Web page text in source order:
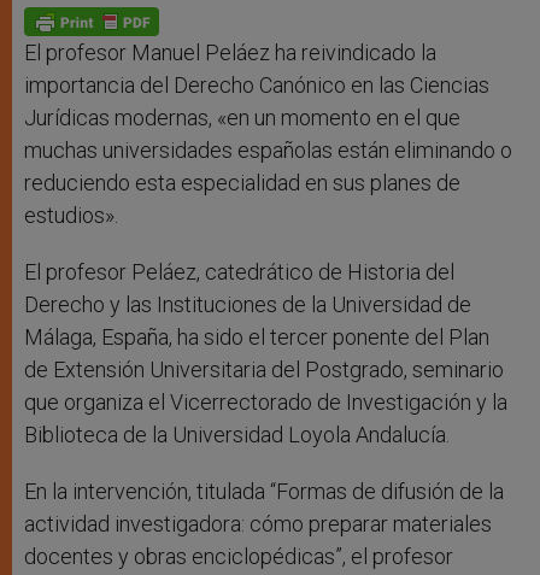
p
p
g
e
r
o
k
El profesor Manuel Peláez ha reivindicado la
importancia del Derecho Canónico en las Ciencias
Jurídicas modernas, «en un momento en el que
muchas universidades españolas están eliminando o
reduciendo esta especialidad en sus planes de
estudios».
El profesor Peláez, catedrático de Historia del
Derecho y las Instituciones de la Universidad de
Málaga, España, ha sido el tercer ponente del Plan
de Extensión Universitaria del Postgrado, seminario
que organiza el Vicerrectorado de Investigación y la
Biblioteca de la Universidad Loyola Andalucía.
En la intervención, titulada “Formas de difusión de la
actividad investigadora: cómo preparar materiales
docentes y obras enciclopédicas”, el profesor